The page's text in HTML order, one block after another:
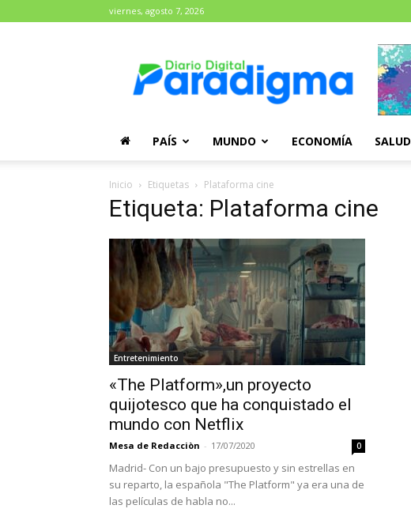
viernes, agosto 7, 2026
Paradigma
PAÍS MUNDO ECONOMÍA SALUD
Inicio Etiquetas Plataforma cine
Etiqueta: Plataforma cine
Entretenimiento
«The Platform»,un proyecto
quijotesco que ha conquistado el
mundo con Netflix
Mesa de Redacciòn - 17/07/2020 0
Madrid- Con un bajo presupuesto y sin estrellas en
su reparto, la española "The Platform" ya era una de
las películas de habla no...